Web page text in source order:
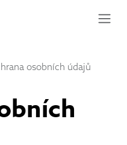
osobních údajů